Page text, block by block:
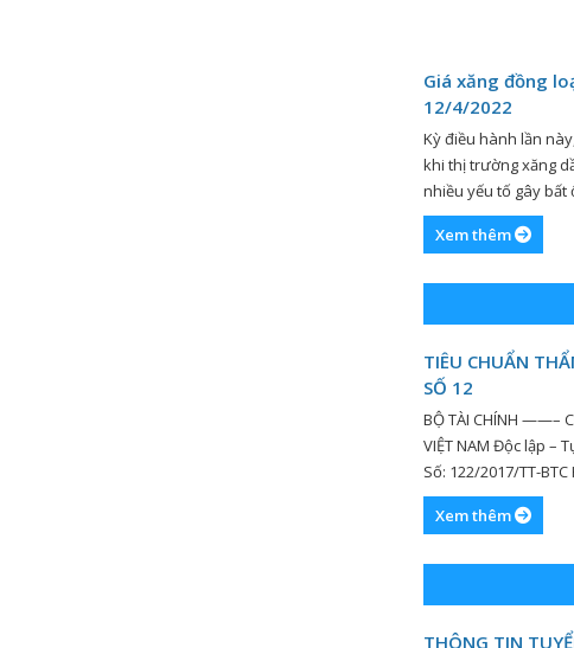
Giá xăng đồng
12/4/2022
Kỳ điều hành lần
khi thị trường xăng
nhiều yếu tố gây bất
Tài chính quyết định
Quỹ BOG để bảo
Xem thêm
TIÊU CHUẨN
SỐ 12
BỘ TÀI CHÍNH ——–
VIỆT NAM Độc lập
Số: 122/2017/TT-
2017 THÔNG TƯ BAN
ĐỊNH GIÁ VIỆT NAM
Xem thêm
THÔNG TIN